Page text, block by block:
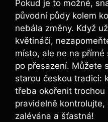
Pokud ‌je to možné,
původní​ půdy ‍kolem
⁣nebála změny. Když
květináči,
místo, ale ne na
po přesazení. Můžete
starou českou⁣ tradici:
třeba okořenit trochou
pravidelně
zalévána a šťastná!